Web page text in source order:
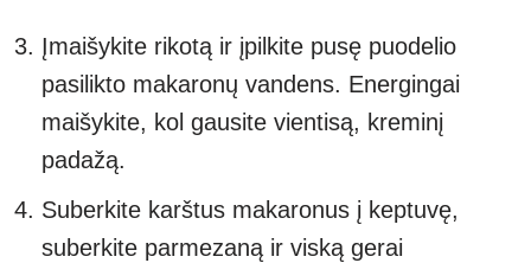
Įmaišykite rikotą ir įpilkite pusę puodelio
pasilikto makaronų vandens. Energingai
maišykite, kol gausite vientisą, kreminį
padažą.
Suberkite karštus makaronus į keptuvę,
suberkite parmezaną ir viską gerai